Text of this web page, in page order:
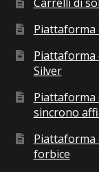
Piattaforma
Piattaforma
Silver
Piattaforma
sincrono
Piattaforma
forbice